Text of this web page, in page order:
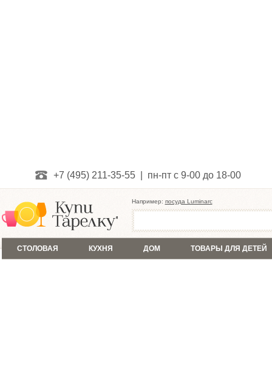
+7 (495) 211-35-55 | пн-пт с 9-00 до 18-00
Например: посуда Luminarc
СТОЛОВАЯ КУХНЯ ДОМ ТОВАРЫ ДЛЯ ДЕТЕЙ